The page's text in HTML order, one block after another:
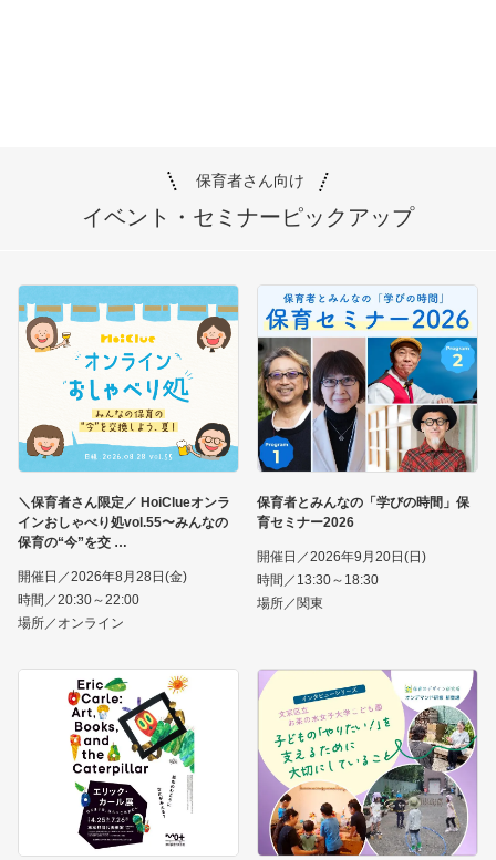
保育者さん向け
イベント・セミナーピックアップ
＼保育者さん限定／ HoiClueオンラ
インおしゃべり処vol.55〜みんなの
保育の“今”を交
開催日／2026年8月28日(金)
時間／20:30～22:00
場所／オンライン
保育者とみんなの「学びの時間」保
育セミナー2026
開催日／2026年9月20日(日)
時間／13:30～18:30
場所／関東